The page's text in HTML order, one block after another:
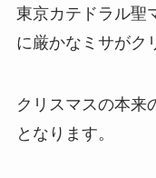
東京カテドラル聖
に厳かなミサがク
クリスマスの本来
となります。